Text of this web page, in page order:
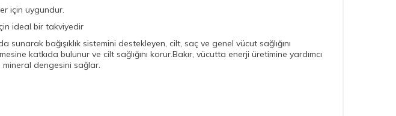
için uygundur.
ideal bir takviyedir
bağışıklık sistemini destekleyen, cilt, saç ve genel vücut sağlığını
katkıda bulunur ve cilt sağlığını korur.Bakır, vücutta enerji üretimine yardımcı
mineral dengesini sağlar.